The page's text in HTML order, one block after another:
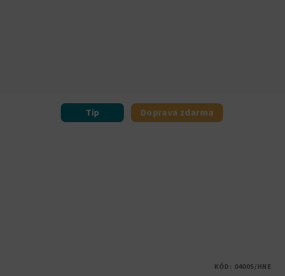
Tip Doprava zdarma
KÓD: 04005/HNE